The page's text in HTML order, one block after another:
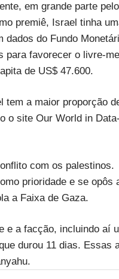
em grande parte pelo
premiê, Israel tinha
dados do Fundo
para favorecer o livre-
de US$ 47.600.
tem a maior proporção
o site Our World in
com os palestinos.
prioridade e se opôs
a Faixa de Gaza.
e a facção, incluindo aí
durou 11 dias. Essas